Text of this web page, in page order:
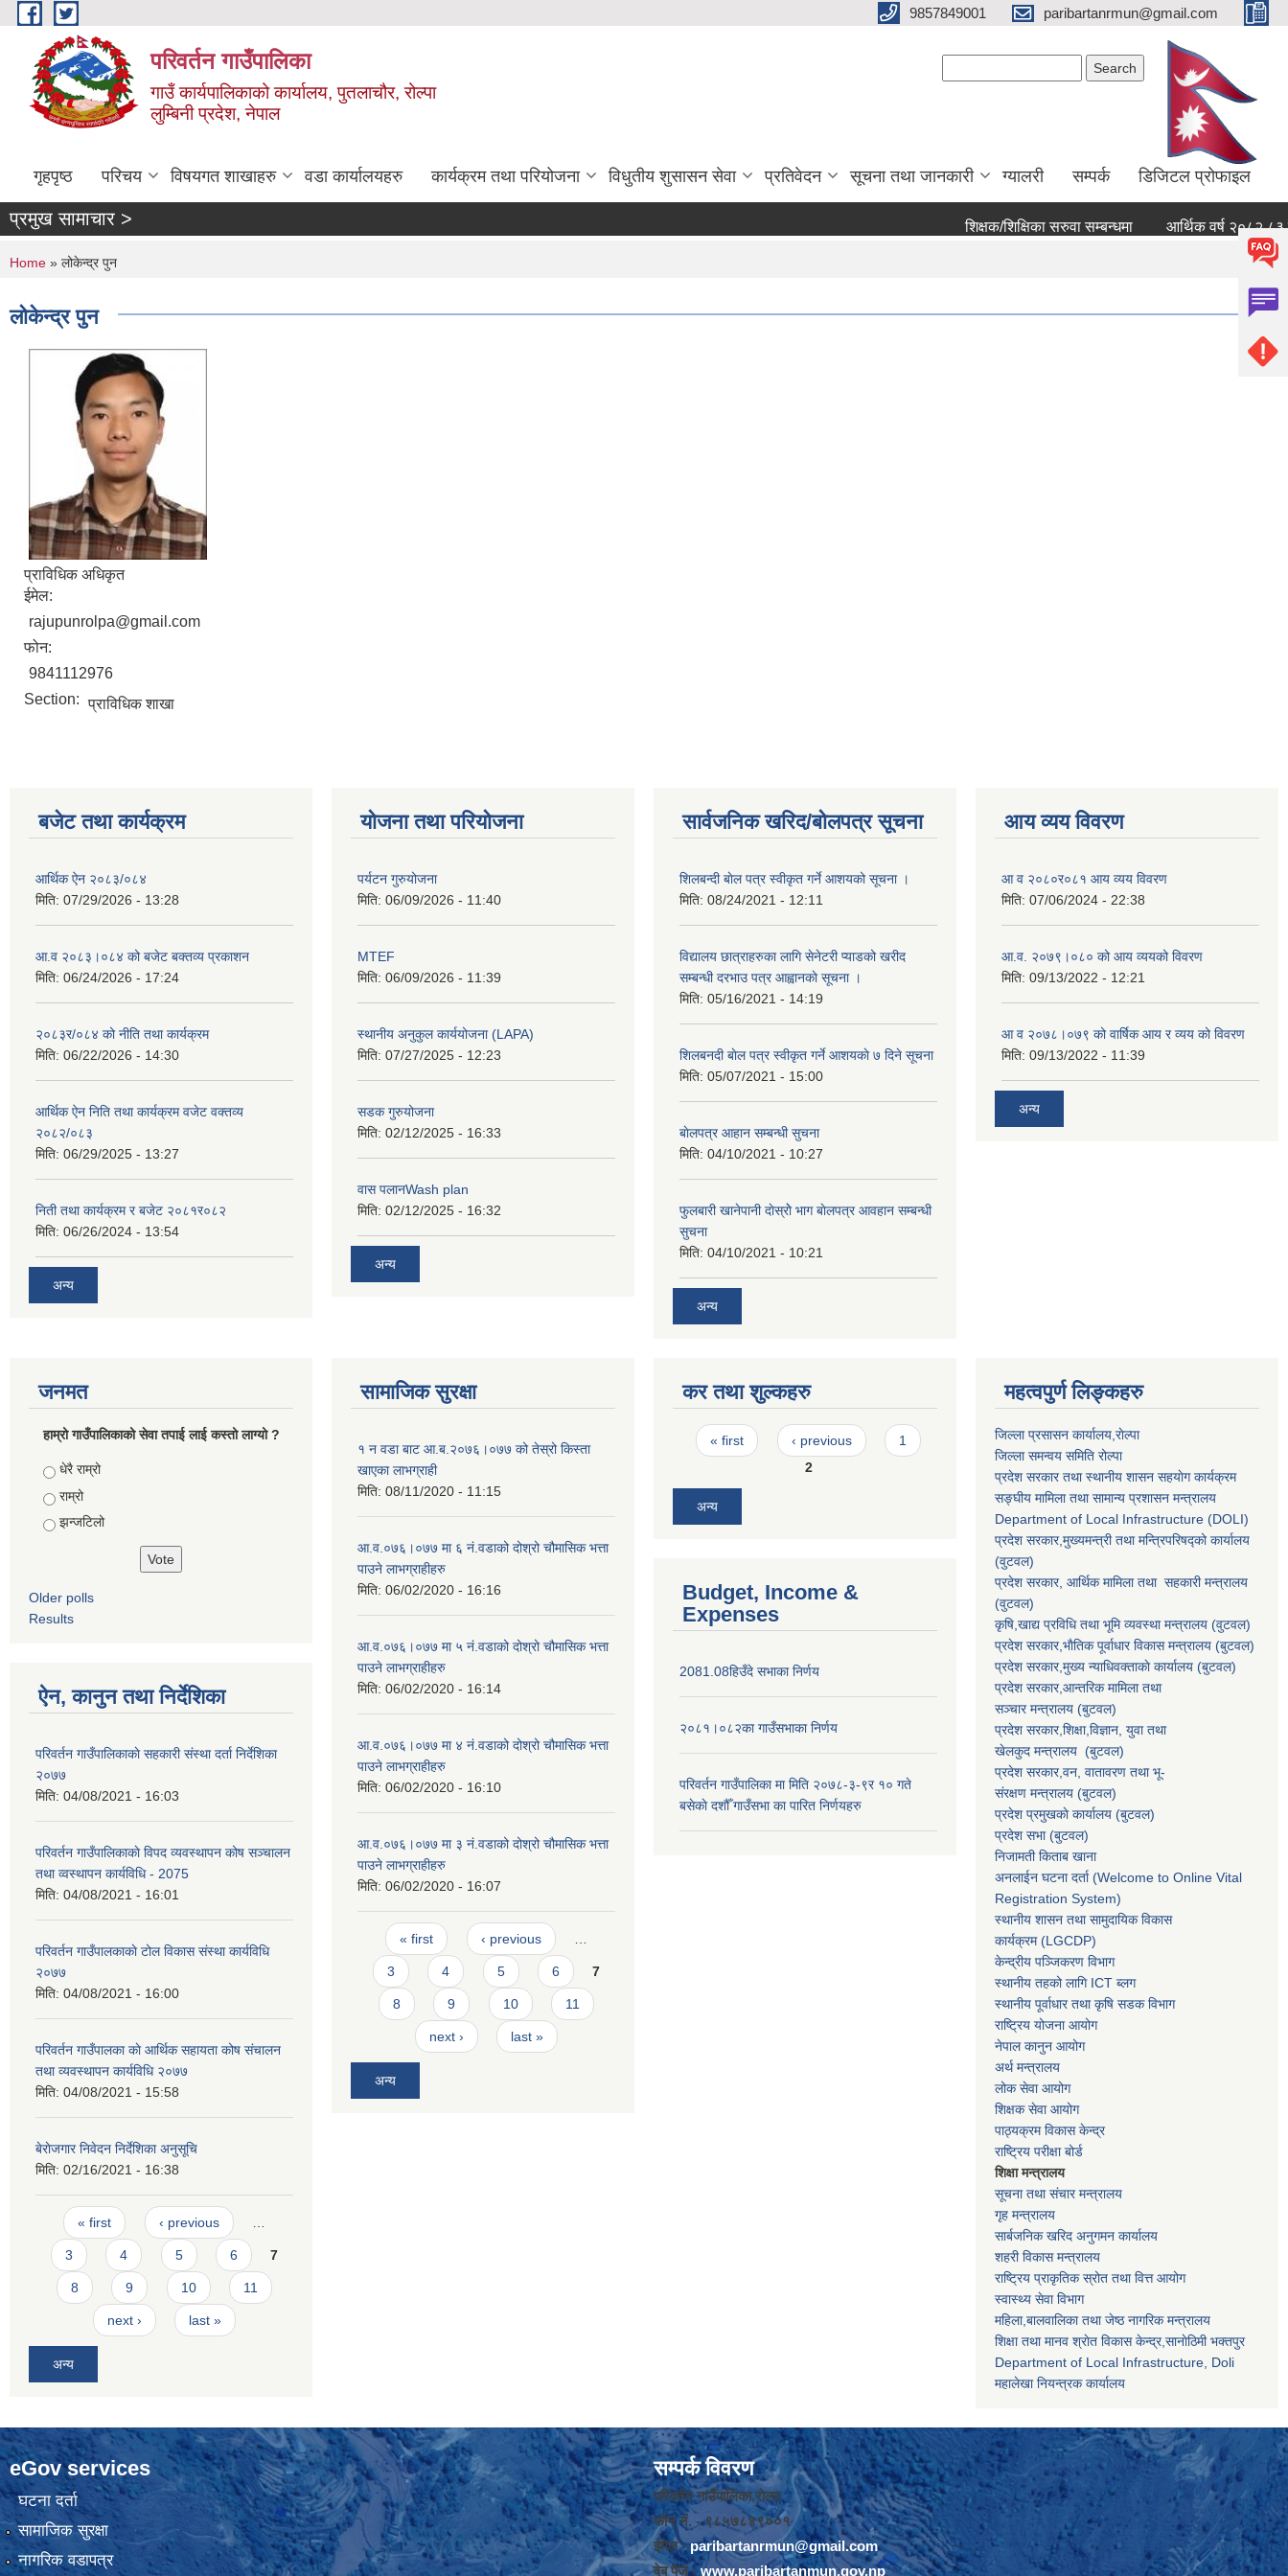
Skip to main content 9857849001 paribartanrmun@gmail.com
परिवर्तन गाउँपालिका
गाउँ कार्यपालिकाको कार्यालय, पुतलाचौर, रोल्पा
लुम्बिनी प्रदेश, नेपाल
गृहपृष्ठ परिचय विषयगत शाखाहरु वडा कार्यालयहरु कार्यक्रम तथा परियोजना विधुतीय शुसासन सेवा प्रतिवेदन सूचना तथा जानकारी ग्यालरी सम्पर्क डिजिटल प्रोफाइल
प्रमुख सामाचार > शिक्षक/शिक्षिका सरुवा सम्बन्धमा आर्थिक वर्ष २०८२ ८३ को
You are here
Home » लोकेन्द्र पुन
लोकेन्द्र पुन
प्राविधिक अधिकृत
ईमेल:
rajupunrolpa@gmail.com
फोन:
9841112976
Section: प्राविधिक शाखा
बजेट तथा कार्यक्रम
आर्थिक ऐन २०८३/०८४
मिति: 07/29/2026 - 13:28
आ.व २०८३।०८४ को बजेट बक्तव्य प्रकाशन
मिति: 06/24/2026 - 17:24
२०८३र/०८४ को नीति तथा कार्यक्रम
मिति: 06/22/2026 - 14:30
आर्थिक ऐन निति तथा कार्यक्रम वजेट वक्तव्य
२०८२/०८३
मिति: 06/29/2025 - 13:27
निती तथा कार्यक्रम र बजेट २०८१र०८२
मिति: 06/26/2024 - 13:54
अन्य
योजना तथा परियोजना
पर्यटन गुरुयोजना
मिति: 06/09/2026 - 11:40
MTEF
मिति: 06/09/2026 - 11:39
स्थानीय अनुकुल कार्ययोजना (LAPA)
मिति: 07/27/2025 - 12:23
सडक गुरुयोजना
मिति: 02/12/2025 - 16:33
वास पलानWash plan
मिति: 02/12/2025 - 16:32
अन्य
सार्वजनिक खरिद/बोलपत्र सूचना
शिलबन्दी बाेल पत्र स्वीकृत गर्ने आशयको सूचना ।
मिति: 08/24/2021 - 12:11
विद्यालय छात्राहरुका लागि सेनेटरी प्याडको खरीद
सम्बन्धी दरभाउ पत्र आह्वानकाे सूचना ।
मिति: 05/16/2021 - 14:19
शिलबनदी बाेल पत्र स्वीकृत गर्ने आशयकाे ७ दिने सूचना
मिति: 05/07/2021 - 15:00
बाेलपत्र आहान सम्बन्धी सुचना
मिति: 04/10/2021 - 10:27
फुलबारी खानेपानी दाेस्राेे भाग बाेलपत्र आवहान सम्बन्धी
सुचना
मिति: 04/10/2021 - 10:21
अन्य
आय व्यय विवरण
आ व २०८०र०८१ आय व्यय विवरण
मिति: 07/06/2024 - 22:38
आ.व. २०७९।०८० को आय व्ययको विवरण
मिति: 09/13/2022 - 12:21
आ‍ व २०७८।०७९ को वार्षिक आय र व्यय को विवरण
मिति: 09/13/2022 - 11:39
अन्य
जनमत
हाम्रो गाउँपालिकाको सेवा तपाई लाई कस्तो लाग्यो ?
Choices
धेरै राम्रो
राम्रो
झन्जटिलो
Older polls
Results
ऐन, कानुन तथा निर्देशिका
परिवर्तन गाउँपालिकाकाे सहकारी संस्था दर्ता निर्देशिका
२०७७
मिति: 04/08/2021 - 16:03
परिवर्तन गाउँपालिकाकाे विपद व्यवस्थापन कोष सञ्चालन
तथा व्वस्थापन कार्यविधि - 2075
मिति: 04/08/2021 - 16:01
परिवर्तन गाउँपालकाकाे टोल विकास संस्था कार्यविधि
२०७७
मिति: 04/08/2021 - 16:00
परिवर्तन गाउँपालका काे आर्थिक सहायता कोष संचालन
तथा व्यवस्थापन कार्यविधि २०७७
मिति: 04/08/2021 - 15:58
बेराेजगार निवेदन निर्देशिका अनुसूचि
मिति: 02/16/2021 - 16:38
Pages
« first ‹ previous
3 4 5 6 7
8 9 10 11
next › last »
अन्य
सामाजिक सुरक्षा
१ न‌ वडा बाट आ.ब.२०७६।०७७ को तेस्रो किस्ता
खाएका लाभग्राही
मिति: 08/11/2020 - 11:15
आ‍.व.०७६।०७७ मा ६ नं.वडाको दोश्रो चौमासिक भत्ता
पाउने लाभग्राहीहरु
मिति: 06/02/2020 - 16:16
आ‍.व.०७६।०७७ मा ५ नं.वडाको दोश्रो चौमासिक भत्ता
पाउने लाभग्राहीहरु
मिति: 06/02/2020 - 16:14
आ‍.व.०७६।०७७ मा ४ नं.वडाको दोश्रो चौमासिक भत्ता
पाउने लाभग्राहीहरु
मिति: 06/02/2020 - 16:10
आ‍.व.०७६।०७७ मा ३ नं.वडाको दोश्रो चौमासिक भत्ता
पाउने लाभग्राहीहरु
मिति: 06/02/2020 - 16:07
Pages
« first ‹ previous
3 4 5 6 7
8 9 10 11
next › last »
अन्य
कर तथा शुल्कहरु
Pages
« first ‹ previous
1
2
अन्य
Budget, Income &
Expenses
2081.08हिउँदे सभाका निर्णय
२०८१।०८२का गाउँसभाका निर्णय
परिवर्तन गाउँपालिका मा मिति २०७८-३-९र १० गते
बसेकाे दशौँ गाउँसभा का पारित निर्णयहरु
महत्वपुर्ण लिङ्कहरु
जिल्ला प्रसासन कार्यालय,राेल्पा
जिल्ला समन्वय समिति रोल्पा
प्रदेश सरकार तथा स्थानीय शासन सहयाेग कार्यक्रम
सङ्‍घीय मामिला तथा सामान्य प्रशासन मन्त्रालय
Department of Local Infrastructure (DOLI)
प्रदेश सरकार,मुख्यमन्त्री तथा मन्त्रिपरिषद्को कार्यालय
(वुटवल)
प्रदेश सरकार, आर्थिक मामिला तथा सहकारी मन्त्रालय
(वुटवल)
कृषि,खाद्य प्रविधि तथा भूमि व्यवस्था मन्त्रालय (वुटवल)
प्रदेश सरकार,भाैतिक पूर्वाधार विकास मन्त्रालय (बुटवल)
प्रदेश सरकार,मुख्य न्याधिवक्ताकाे कार्यालय (बुटवल)
प्रदेश सरकार,आन्तरिक मामिला तथा
सञ्चार मन्त्रालय (बुटवल)
प्रदेश सरकार,शिक्षा,विज्ञान, युवा तथा
खेलकुद मन्त्रालय (बुटवल)
प्रदेश सरकार,वन, वातावरण तथा भू-
संरक्षण मन्त्रालय (बुटवल)
प्रदेश प्रमुखकाे कार्यालय (बुटवल)
प्रदेश सभा (बुटवल)
निजामती किताब खाना
अनलाईन घटना दर्ता (Welcome to Online Vital
Registration System)
स्थानीय शासन तथा सामुदायिक विकास
कार्यक्रम (LGCDP)
केन्द्रीय पञ्जिकरण विभाग
स्थानीय तहको लागि ICT ब्लग
स्थानीय पूर्वाधार तथा कृषि सडक विभाग
राष्ट्रिय योजना आयोग
नेपाल कानुन आयोग
अर्थ मन्त्रालय
लोक सेवा आयोग
शिक्षक सेवा आयोग
पाठ्यक्रम विकास केन्द्र
राष्ट्रिय परीक्षा बोर्ड
शिक्षा मन्त्रालय
सूचना तथा संचार मन्त्रालय
गृह मन्त्रालय
सार्बजनिक खरिद अनुगमन कार्यालय
शहरी विकास मन्त्रालय
राष्ट्रिय प्राकृतिक स्रोत तथा वित्त आयोग
स्वास्थ्य सेवा विभाग
महिला,बालवालिका तथा जेष्ठ नागरिक मन्त्रालय
शिक्षा तथा मानव श्राेत विकास केन्द्र,सानाेठिमी भक्तपुर
Department of Local Infrastructure, Doli
महालेखा नियन्त्रक कार्यालय
eGov services
घटना दर्ता
सामाजिक सुरक्षा
नागरिक वडापत्र
सम्पर्क विवरण
परिवर्तन गाउँपालिका,रोल्पा
फोन नंं. - ९८५७८४९००१
ईमेल -paribartanrmun@gmail.com
वेब पेज -www.paribartanmun.gov.np